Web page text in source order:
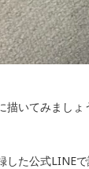
いてみましょ
た公式LINE